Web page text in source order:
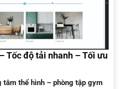
Tốc độ tải nhanh – Tối ưu
tâm thể hình – phòng tập gym